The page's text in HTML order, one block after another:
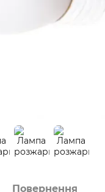
Повернення